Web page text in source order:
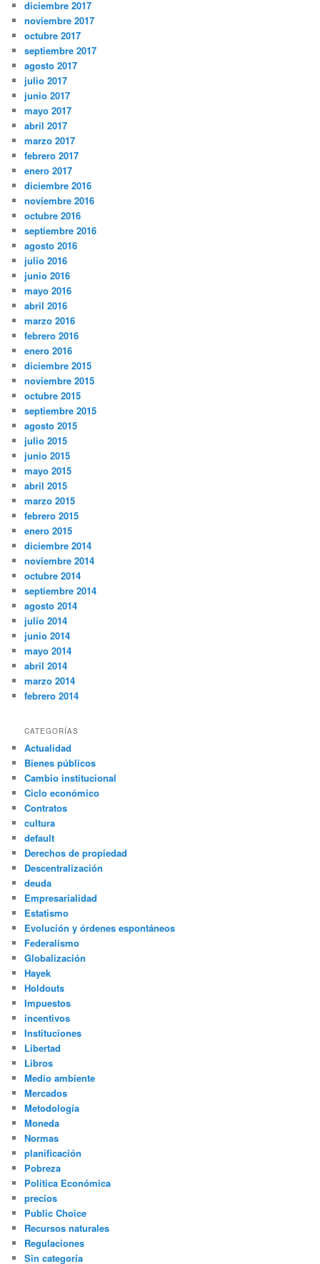
diciembre 2017
noviembre 2017
octubre 2017
septiembre 2017
agosto 2017
julio 2017
junio 2017
mayo 2017
abril 2017
marzo 2017
febrero 2017
enero 2017
diciembre 2016
noviembre 2016
octubre 2016
septiembre 2016
agosto 2016
julio 2016
junio 2016
mayo 2016
abril 2016
marzo 2016
febrero 2016
enero 2016
diciembre 2015
noviembre 2015
octubre 2015
septiembre 2015
agosto 2015
julio 2015
junio 2015
mayo 2015
abril 2015
marzo 2015
febrero 2015
enero 2015
diciembre 2014
noviembre 2014
octubre 2014
septiembre 2014
agosto 2014
julio 2014
junio 2014
mayo 2014
abril 2014
marzo 2014
febrero 2014
CATEGORÍAS
Actualidad
Bienes públicos
Cambio institucional
Ciclo económico
Contratos
cultura
default
Derechos de propiedad
Descentralización
deuda
Empresarialidad
Estatismo
Evolución y órdenes espontáneos
Federalismo
Globalización
Hayek
Holdouts
Impuestos
incentivos
Instituciones
Libertad
Libros
Medio ambiente
Mercados
Metodología
Moneda
Normas
planificación
Pobreza
Política Económica
precios
Public Choice
Recursos naturales
Regulaciones
Sin categoría